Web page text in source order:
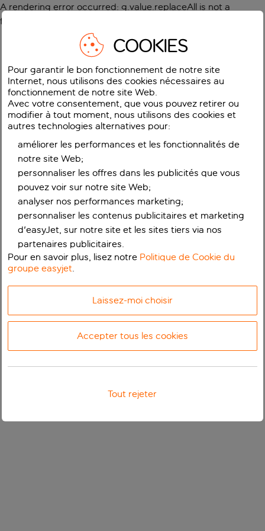
A rendering error occurred: g.value.replaceAll is not a
function
COOKIES
Pour garantir le bon fonctionnement de notre site
Internet, nous utilisons des cookies nécessaires au
fonctionnement de notre site Web.
Avec votre consentement, que vous pouvez retirer ou
modifier à tout moment, nous utilisons des cookies et
autres technologies alternatives pour:
améliorer les performances et les fonctionnalités de
notre site Web;
personnaliser les offres dans les publicités que vous
pouvez voir sur notre site Web;
analyser nos performances marketing;
personnaliser les contenus publicitaires et marketing
d'easyJet, sur notre site et les sites tiers via nos
partenaires publicitaires.
Pour en savoir plus, lisez notre Politique de Cookie du
groupe easyjet.
Laissez-moi choisir
Accepter tous les cookies
Tout rejeter